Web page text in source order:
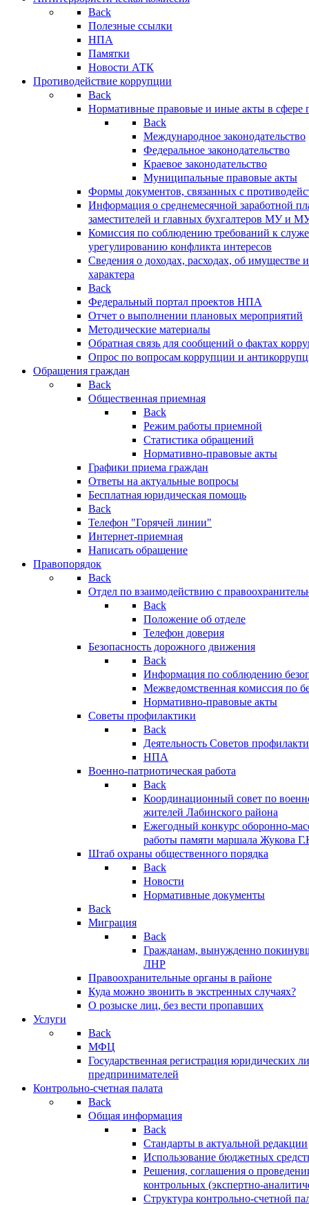
Back
Полезные ссылки
НПА
Памятки
Новости АТК
Противодействие коррупции
Back
Нормативные правовые и иные акты в сфере
Back
Международное законодательство
Федеральное законодательство
Краевое законодательство
Муниципальные правовые акты
Формы документов, связанных с
Информация о среднемесячной заработной
заместителей и главных бухгалтеров МУ и
Комиссия по соблюдению требований к
урегулированию конфликта интересов
Сведения о доходах, расходах, об имуществе
характера
Back
Федеральный портал проектов НПА
Отчет о выполнении плановых мероприятий
Методические материалы
Обратная связь для сообщений о фактах
Опрос по вопросам коррупции и
Обращения граждан
Back
Общественная приемная
Back
Режим работы приемной
Статистика обращений
Нормативно-правовые акты
Графики приема граждан
Ответы на актуальные вопросы
Бесплатная юридическая помощь
Back
Телефон "Горячей линии"
Интернет-приемная
Написать обращение
Правопорядок
Back
Отдел по взаимодействию с
Back
Положение об отделе
Телефон доверия
Безопасность дорожного движения
Back
Информация по соблюдению
Межведомственная комиссия по
Нормативно-правовые акты
Советы профилактики
Back
Деятельность Советов
НПА
Военно-патриотическая работа
Back
Координационный совет по
жителей Лабинского района
Ежегодный конкурс оборонно-
работы памяти маршала Жукова
Штаб охраны общественного порядка
Back
Новости
Нормативные документы
Back
Миграция
Back
Гражданам, вынужденно
ЛНР
Правоохранительные органы в районе
Куда можно звонить в экстренных случаях?
О розыске лиц, без вести пропавших
Услуги
Back
МФЦ
Государственная регистрация юридических
предпринимателей
Контрольно-счетная палата
Back
Общая информация
Back
Стандарты в актуальной редакции
Использование бюджетных
Решения, соглашения о
контрольных (экспертно-
Структура контрольно-счетной